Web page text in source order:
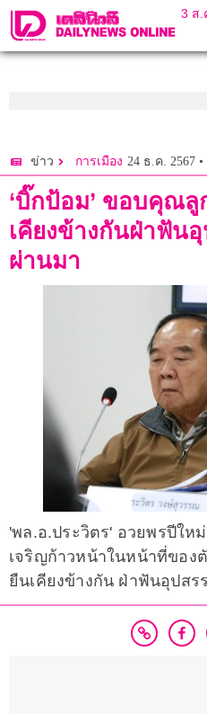
3 ส.
ข่าว การเมือง 24 ธ.ค. 2567 •
‘บิ๊กป้อม’ ขอบคุณ
เคียงข้างกันฝ่าฟัน
ผ่านมา
'พล.อ.ประวิตร' อวยพรปีให
เจริญก้าวหน้าในหน้าที่ของ
ยืนเคียงข้างกัน ฝ่าฟันอุปส